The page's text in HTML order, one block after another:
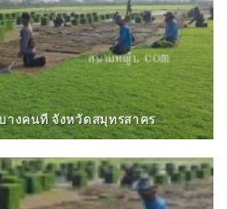
างคนที จังหวัดสมุทรสาคร